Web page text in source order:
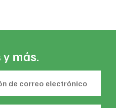
más.